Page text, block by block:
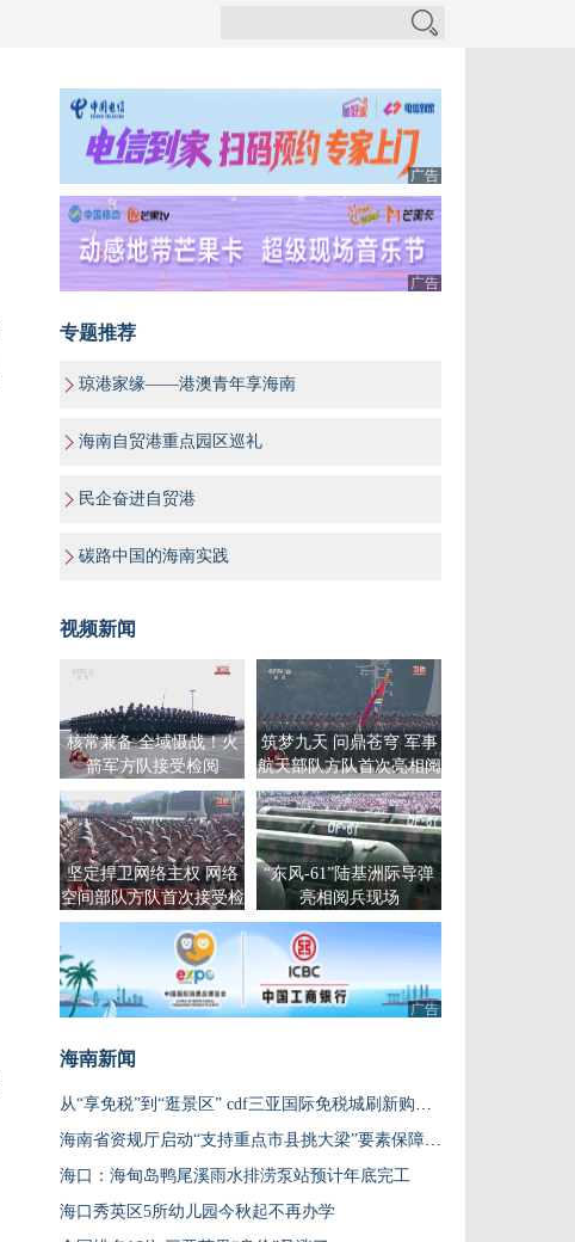
广告
广告
专题推荐
琼港家缘——港澳青年享海南
海南自贸港重点园区巡礼
民企奋进自贸港
碳路中国的海南实践
视频新闻
核常兼备 全域慑战！火
箭军方队接受检阅
筑梦九天 问鼎苍穹 军事
航天部队方队首次亮相阅
兵场
坚定捍卫网络主权 网络
空间部队方队首次接受检
阅
“东风-61”陆基洲际导弹
亮相阅兵现场
广告
海南新闻
从“享免税”到“逛景区” cdf三亚国际免税城刷新购物新体验
海南省资规厅启动“支持重点市县挑大梁”要素保障蹲点服务专项行动
海口：海甸岛鸭尾溪雨水排涝泵站预计年底完工
海口秀英区5所幼儿园今秋起不再办学